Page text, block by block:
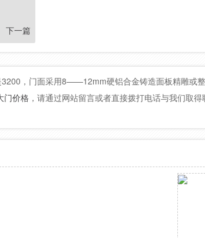
下一篇
3200，门面采用8——12mm硬铝合金铸造面板精雕或
门价格 ，请通过网站留言或者直接拨打电话与我们取